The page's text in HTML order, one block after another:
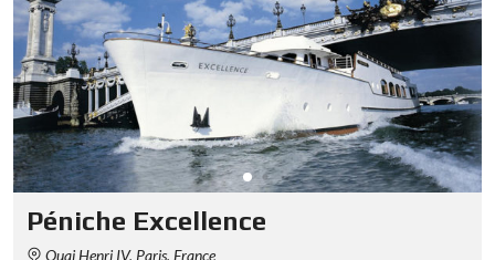
Péniche Excellence
Quai Henri IV, Paris, France